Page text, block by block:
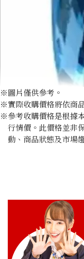
Aquamarine ring
※圖片僅供參考。
※實際收購價格將依商
※參考收購價格是根據
行情價。此價格並非
動、商品狀態及市場